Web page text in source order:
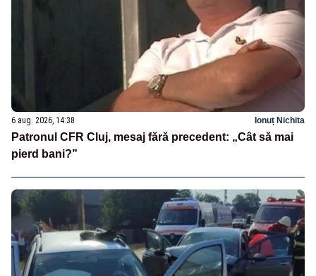
6 aug. 2026, 14:38 Ionuț Nichita
Patronul CFR Cluj, mesaj fără precedent: „Cât să mai
pierd bani?”